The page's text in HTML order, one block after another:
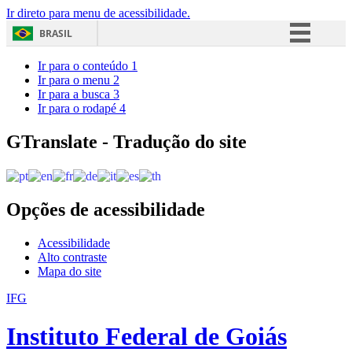
Ir direto para menu de acessibilidade.
BRASIL
Acesso à informação
Ir para o conteúdo 1
Ir para o menu 2
Ir para a busca 3
Ir para o rodapé 4
GTranslate - Tradução do site
Opções de acessibilidade
Acessibilidade
Alto contraste
Mapa do site
IFG
Instituto Federal de Goiás